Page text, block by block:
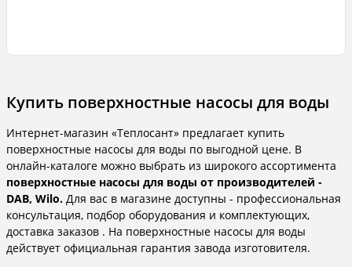
Купить поверхностные насосы для воды
Интернет-магазин «Теплосант» предлагает купить
поверхностные насосы для воды по выгодной цене. В
онлайн-каталоге можно выбрать из широкого ассортимента
поверхностные насосы для воды от производителей -
DAB, Wilo. Для вас в магазине доступны - профессиональная
консультация, подбор оборудования и комплектующих,
доставка заказов . На поверхностные насосы для воды
действует официальная гарантия завода изготовителя.